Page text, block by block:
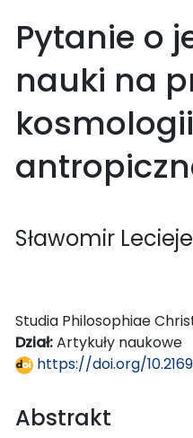
Pytanie o
nauki na
kosmologii
Sławomir
Studia Philosophiae
Dział:Artykuły naukowe
https://doi.org/
Abstrakt